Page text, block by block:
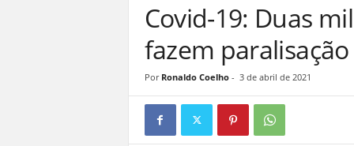
ç
Covid-19: Duas
fazem
Por Ronaldo Coelho- 3 de abril de 2021